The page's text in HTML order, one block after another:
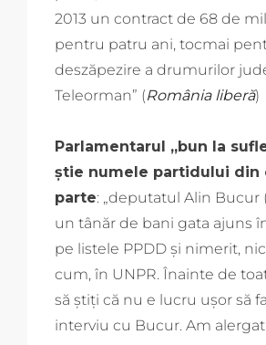
2013 un contract de 68 de
pentru patru ani, tocmai
deszăpezire a drumurilor
Teleorman” (România liberă)
Parlamentarul „bun la
știe numele partidului din
parte: „deputatul Alin Bucur
un tânăr de bani gata ajuns
pe listele PPDD şi nimerit,
cum, în UNPR. Înainte de
să ştiţi că nu e lucru uşor să
interviu cu Bucur. Am